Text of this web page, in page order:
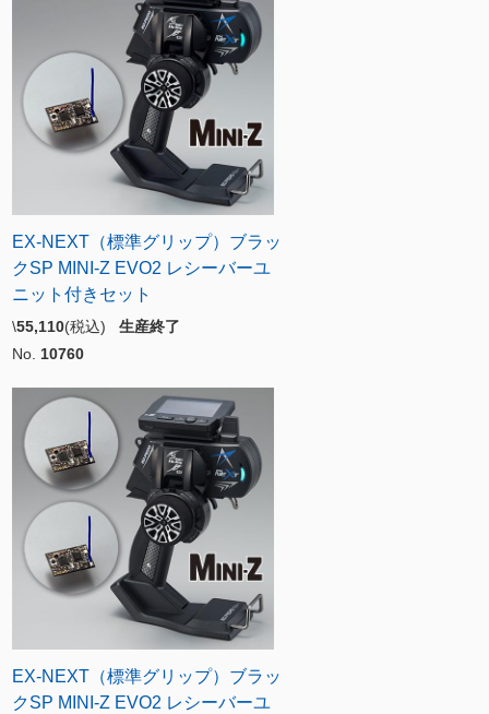
EX-NEXT（標準グリップ）ブラッ
クSP MINI-Z EVO2 レシーバーユ
ニット付きセット
\55,110(税込) 生産終了
No. 10760
EX-NEXT（標準グリップ）ブラッ
クSP MINI-Z EVO2 レシーバーユ